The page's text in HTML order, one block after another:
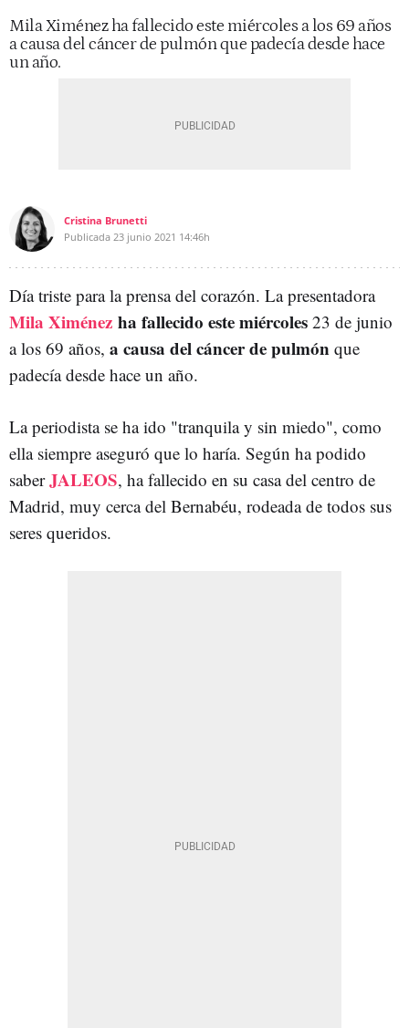
Mila Ximénez ha fallecido este miércoles a los 69 años
a causa del cáncer de pulmón que padecía desde hace
un año.
Cristina Brunetti
Publicada 23 junio 2021 14:46h
Día triste para la prensa del corazón. La presentadora
Mila Ximénez ha fallecido este miércoles 23 de junio
a los 69 años, a causa del cáncer de pulmón que
padecía desde hace un año.
La periodista se ha ido "tranquila y sin miedo", como
ella siempre aseguró que lo haría. Según ha podido
saberJALEOS, ha fallecido en su casa del centro de
Madrid, muy cerca del Bernabéu, rodeada de todos sus
seres queridos.